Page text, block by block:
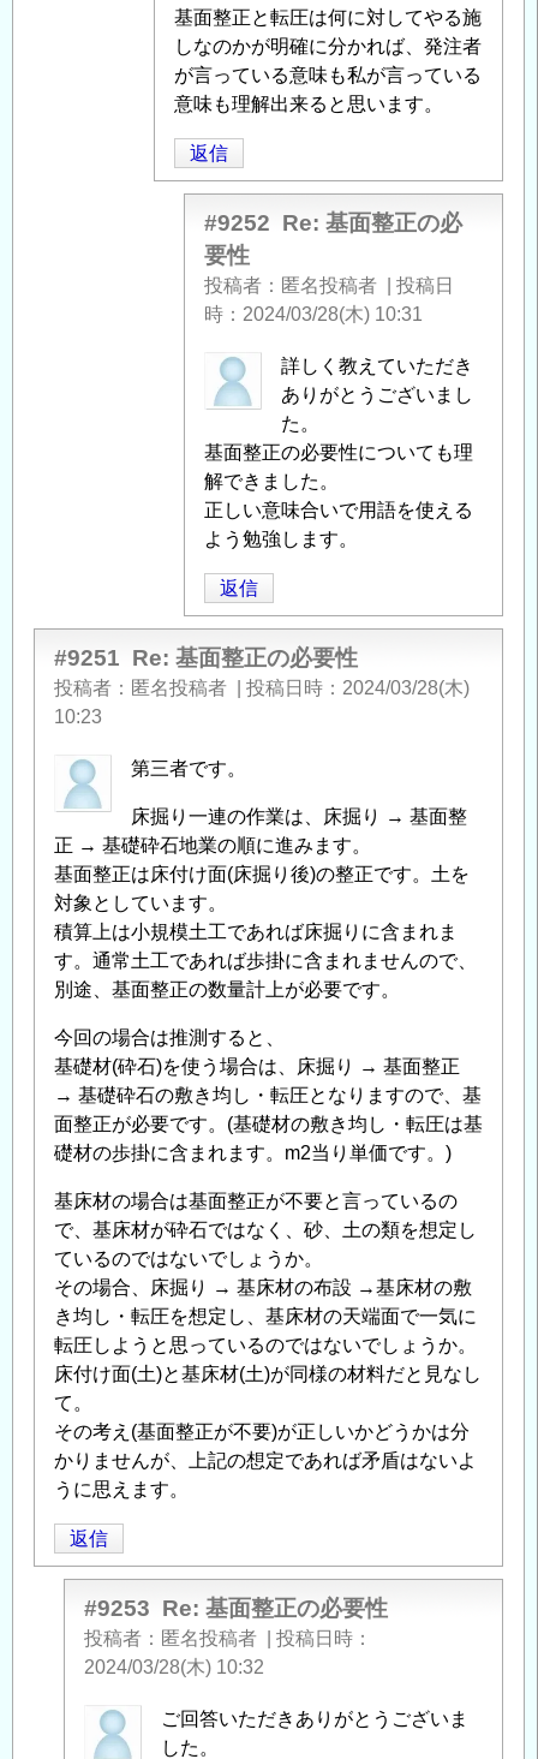
へ
の
返
信
基面整正と転圧は何に対してやる施
しなのかが明確に分かれば、発注者
が言っている意味も私が言っている
意味も理解出来ると思います。
返信
#9252 Re: 基面整正の必
要性
投稿者 匿名投稿者
投稿日
時
2024/03/28(木) 10:31
匿
名
稿
者
に
よ
「Re:
基
面
整
必
性」
へ
の
返
信
詳しく教えていただき
ありがとうございまし
た。
基面整正の必要性についても理
解できました。
正しい意味合いで用語を使える
よう勉強します。
返信
#9251 Re: 基面整正の必要性
投稿者 匿名投稿者 投稿日時
2024/03/28(木)
10:23
第三者です。
床掘り一連の作業は、床掘り → 基面整
正 → 基礎砕石地業の順に進みます。
基面整正は床付け面(床掘り後)の整正です。土を
対象としています。
積算上は小規模土工であれば床掘りに含まれま
す。通常土工であれば歩掛に含まれませんので、
別途、基面整正の数量計上が必要です。
今回の場合は推測すると、
基礎材(砕石)を使う場合は、床掘り → 基面整正
→ 基礎砕石の敷き均し・転圧となりますので、基
面整正が必要です。(基礎材の敷き均し・転圧は基
礎材の歩掛に含まれます。m2当り単価です。)
基床材の場合は基面整正が不要と言っているの
で、基床材が砕石ではなく、砂、土の類を想定し
ているのではないでしょうか。
その場合、床掘り → 基床材の布設 →基床材の敷
き均し・転圧を想定し、基床材の天端面で一気に
転圧しようと思っているのではないでしょうか。
床付け面(土)と基床材(土)が同様の材料だと見なし
て。
その考え(基面整正が不要)が正しいかどうかは分
かりませんが、上記の想定であれば矛盾はないよ
うに思えます。
返信
#9253 Re: 基面整正の必要性
投稿者 匿名投稿者
投稿日時
2024/03/28(木) 10:32
匿
名
ご回答いただきありがとうございま
した。